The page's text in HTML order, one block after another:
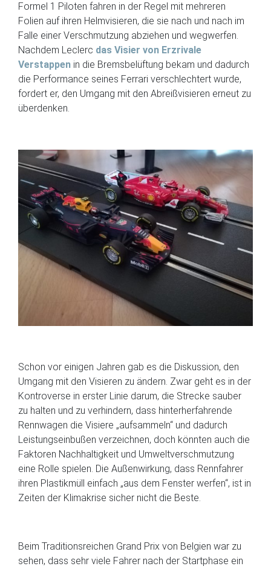
Formel 1 Piloten fahren in der Regel mit mehreren
Folien auf ihren Helmvisieren, die sie nach und nach im
Falle einer Verschmutzung abziehen und wegwerfen.
Nachdem Leclerc das Visier von Erzrivale
Verstappen in die Bremsbelüftung bekam und dadurch
die Performance seines Ferrari verschlechtert wurde,
fordert er, den Umgang mit den Abreißvisieren erneut zu
überdenken.
Schon vor einigen Jahren gab es die Diskussion, den
Umgang mit den Visieren zu ändern. Zwar geht es in der
Kontroverse in erster Linie darum, die Strecke sauber
zu halten und zu verhindern, dass hinterherfahrende
Rennwagen die Visiere „aufsammeln“ und dadurch
Leistungseinbußen verzeichnen, doch könnten auch die
Faktoren Nachhaltigkeit und Umweltverschmutzung
eine Rolle spielen. Die Außenwirkung, dass Rennfahrer
ihren Plastikmüll einfach „aus dem Fenster werfen“, ist in
Zeiten der Klimakrise sicher nicht die Beste.
Beim Traditionsreichen Grand Prix von Belgien war zu
sehen, dass sehr viele Fahrer nach der Startphase ein